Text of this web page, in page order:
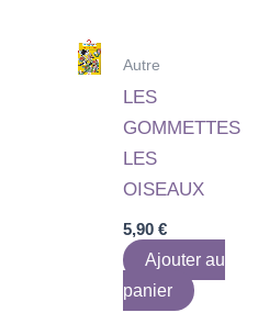
Autre
LES
GOMMETTES
LES
OISEAUX
5,90€
Ajouter au
panier